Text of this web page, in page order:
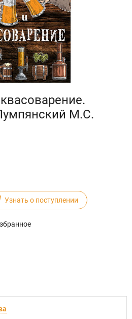
М.С.
Узнать о поступлении